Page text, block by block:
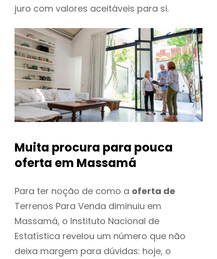
juro com valores aceitáveis para si.
Muita procura para pouca
oferta em Massamá
Para ter noção de como a oferta de
Terrenos Para Venda diminuiu em
Massamá, o Instituto Nacional de
Estatística revelou um número que não
deixa margem para dúvidas: hoje, o